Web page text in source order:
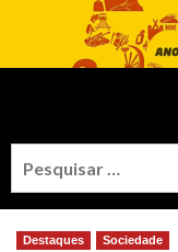
Destaques Sociedade